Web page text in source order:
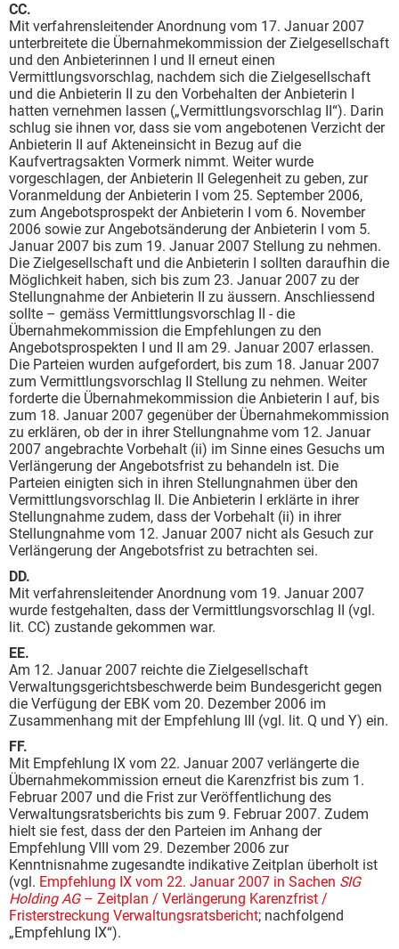
CC.
Mit verfahrensleitender Anordnung vom 17. Januar 2007
unterbreitete die Übernahmekommission der Zielgesellschaft
und den Anbieterinnen I und II erneut einen
Vermittlungsvorschlag, nachdem sich die Zielgesellschaft
und die Anbieterin II zu den Vorbehalten der Anbieterin I
hatten vernehmen lassen („Vermittlungsvorschlag II“). Darin
schlug sie ihnen vor, dass sie vom angebotenen Verzicht der
Anbieterin II auf Akteneinsicht in Bezug auf die
Kaufvertragsakten Vormerk nimmt. Weiter wurde
vorgeschlagen, der Anbieterin II Gelegenheit zu geben, zur
Voranmeldung der Anbieterin I vom 25. September 2006,
zum Angebotsprospekt der Anbieterin I vom 6. November
2006 sowie zur Angebotsänderung der Anbieterin I vom 5.
Januar 2007 bis zum 19. Januar 2007 Stellung zu nehmen.
Die Zielgesellschaft und die Anbieterin I sollten daraufhin die
Möglichkeit haben, sich bis zum 23. Januar 2007 zu der
Stellungnahme der Anbieterin II zu äussern. Anschliessend
sollte – gemäss Vermittlungsvorschlag II - die
Übernahmekommission die Empfehlungen zu den
Angebotsprospekten I und II am 29. Januar 2007 erlassen.
Die Parteien wurden aufgefordert, bis zum 18. Januar 2007
zum Vermittlungsvorschlag II Stellung zu nehmen. Weiter
forderte die Übernahmekommission die Anbieterin I auf, bis
zum 18. Januar 2007 gegenüber der Übernahmekommission
zu erklären, ob der in ihrer Stellungnahme vom 12. Januar
2007 angebrachte Vorbehalt (ii) im Sinne eines Gesuchs um
Verlängerung der Angebotsfrist zu behandeln ist. Die
Parteien einigten sich in ihren Stellungnahmen über den
Vermittlungsvorschlag II. Die Anbieterin I erklärte in ihrer
Stellungnahme zudem, dass der Vorbehalt (ii) in ihrer
Stellungnahme vom 12. Januar 2007 nicht als Gesuch zur
Verlängerung der Angebotsfrist zu betrachten sei.
DD.
Mit verfahrensleitender Anordnung vom 19. Januar 2007
wurde festgehalten, dass der Vermittlungsvorschlag II (vgl.
lit. CC) zustande gekommen war.
EE.
Am 12. Januar 2007 reichte die Zielgesellschaft
Verwaltungsgerichtsbeschwerde beim Bundesgericht gegen
die Verfügung der EBK vom 20. Dezember 2006 im
Zusammenhang mit der Empfehlung III (vgl. lit. Q und Y) ein.
FF.
Mit Empfehlung IX vom 22. Januar 2007 verlängerte die
Übernahmekommission erneut die Karenzfrist bis zum 1.
Februar 2007 und die Frist zur Veröffentlichung des
Verwaltungsratsberichts bis zum 9. Februar 2007. Zudem
hielt sie fest, dass der den Parteien im Anhang der
Empfehlung VIII vom 29. Dezember 2006 zur
Kenntnisnahme zugesandte indikative Zeitplan überholt ist
(vgl. Empfehlung IX vom 22. Januar 2007 in Sachen SIG
Holding AG– Zeitplan / Verlängerung Karenzfrist /
Fristerstreckung Verwaltungsratsbericht; nachfolgend
„Empfehlung IX“).